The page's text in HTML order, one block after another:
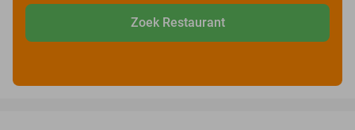
Zoek Restaurant